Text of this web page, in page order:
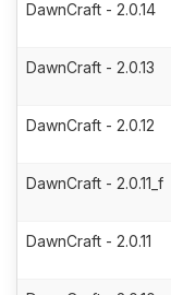
DawnCraft - 2.0.14
DawnCraft - 2.0.13
DawnCraft - 2.0.12
DawnCraft - 2.0.11_f
DawnCraft - 2.0.11